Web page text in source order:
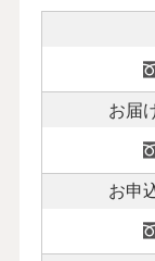
お届
お申